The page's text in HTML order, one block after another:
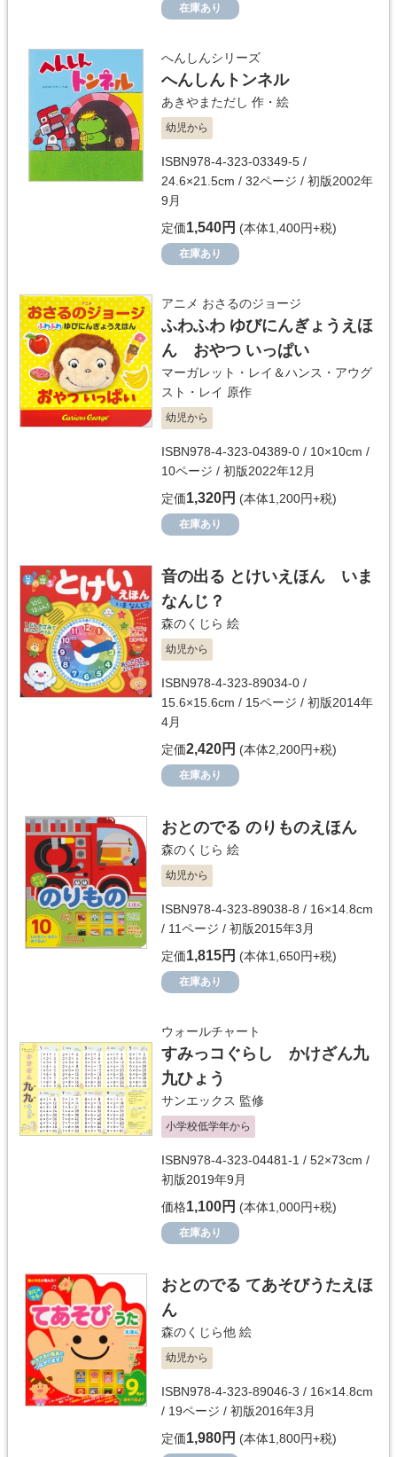
在庫あり
へんしんシリーズ
へんしんトンネル
あきやまただし 作・絵
幼児から
ISBN978-4-323-03349-5 /
24.6×21.5cm / 32ページ / 初版2002年
9月
定価1,540円 (本体1,400円+税)
在庫あり
アニメ おさるのジョージ
ふわふわ ゆびにんぎょうえほ
ん おやつ いっぱい
マーガレット・レイ＆ハンス・アウグ
スト・レイ 原作
幼児から
ISBN978-4-323-04389-0 / 10×10cm /
10ページ / 初版2022年12月
定価1,320円 (本体1,200円+税)
在庫あり
音の出る とけいえほん いま
なんじ？
森のくじら 絵
幼児から
ISBN978-4-323-89034-0 /
15.6×15.6cm / 15ページ / 初版2014年
4月
定価2,420円 (本体2,200円+税)
在庫あり
おとのでる のりものえほん
森のくじら 絵
幼児から
ISBN978-4-323-89038-8 / 16×14.8cm
/ 11ページ / 初版2015年3月
定価1,815円 (本体1,650円+税)
在庫あり
ウォールチャート
すみっコぐらし かけざん九
九ひょう
サンエックス 監修
小学校低学年から
ISBN978-4-323-04481-1 / 52×73cm /
初版2019年9月
価格1,100円 (本体1,000円+税)
在庫あり
おとのでる てあそびうたえほ
ん
森のくじら他 絵
幼児から
ISBN978-4-323-89046-3 / 16×14.8cm
/ 19ページ / 初版2016年3月
定価1,980円 (本体1,800円+税)